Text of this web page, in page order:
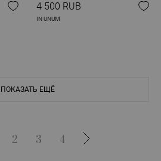
4 500 RUB
IN UNUM
ПОКАЗАТЬ ЕЩЁ
2 3 4